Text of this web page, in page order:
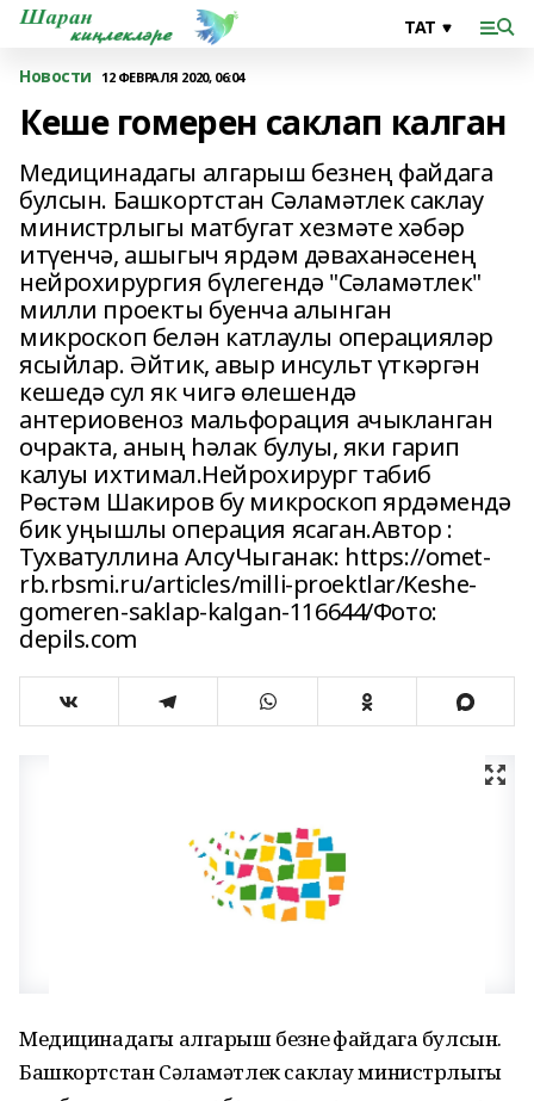
Новости 12 ФЕВРАЛЯ 2020, 06:04
Кеше гомерен саклап калган
Медицинадагы алгарыш безнең файдага
булсын. Башкортстан Сәламәтлек саклау
министрлыгы матбугат хезмәте хәбәр
итүенчә, ашыгыч ярдәм дәваханәсенең
нейрохирургия бүлегендә "Сәламәтлек"
милли проекты буенча алынган
микроскоп белән катлаулы операцияләр
ясыйлар. Әйтик, авыр инсульт үткәргән
кешедә сул як чигә өлешендә
антериовеноз мальфорация ачыкланган
очракта, аның һәлак булуы, яки гарип
калуы ихтимал.Нейрохирург табиб
Рөстәм Шакиров бу микроскоп ярдәмендә
бик уңышлы операция ясаган.Автор :
Тухватуллина АлсуЧыганак: https://omet-
rb.rbsmi.ru/articles/milli-proektlar/Keshe-
gomeren-saklap-kalgan-116644/Фото:
depils.com
Медицинадагы алгарыш безнең файдага булсын.
Башкортстан Сәламәтлек саклау министрлыгы